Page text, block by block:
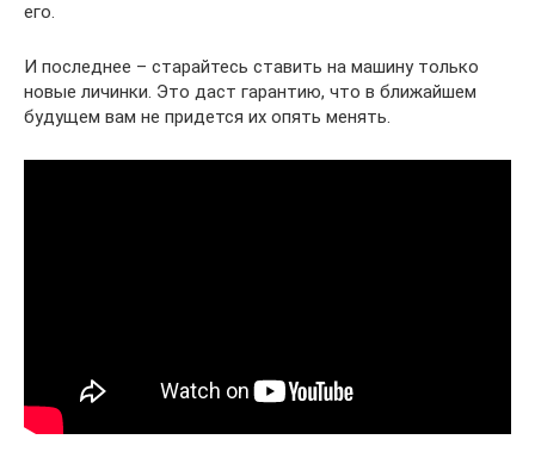
его.
И последнее – старайтесь ставить на машину только
новые личинки. Это даст гарантию, что в ближайшем
будущем вам не придется их опять менять.